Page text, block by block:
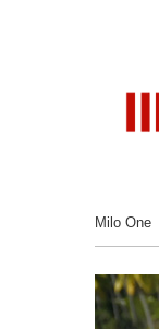
Milo One